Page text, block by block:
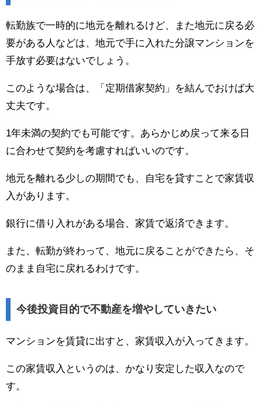
転勤族で一時的に地元を離れるけど、また地元に戻る必
要がある人などは、地元で手に入れた分譲マンションを
手放す必要はないでしょう。
このような場合は、「定期借家契約」を結んでおけば大
丈夫です。
1年未満の契約でも可能です。あらかじめ戻って来る日
に合わせて契約を考慮すればいいのです。
地元を離れる少しの期間でも、自宅を貸すことで家賃収
入があります。
銀行に借り入れがある場合、家賃で返済できます。
また、転勤が終わって、地元に戻ることができたら、そ
のまま自宅に戻れるわけです。
今後投資目的で不動産を増やしていきたい
マンションを賃貸に出すと、家賃収入が入ってきます。
この家賃収入というのは、かなり安定した収入なので
す。